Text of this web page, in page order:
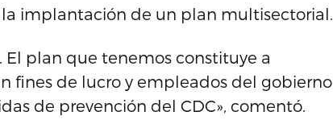
la implantación de un plan multisectorial.
El plan que tenemos constituye a
fines de lucro y empleados del gobierno
de prevención del CDC», comentó.